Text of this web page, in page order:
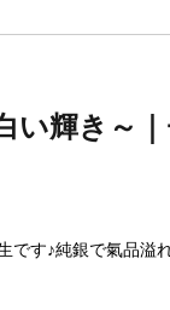
い輝き～
です♪純銀で氣品溢